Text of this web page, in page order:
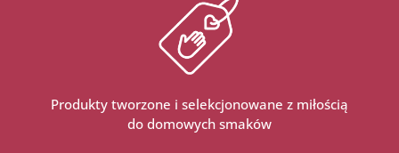
Produkty tworzone i selekcjonowane z miłością
do domowych smaków